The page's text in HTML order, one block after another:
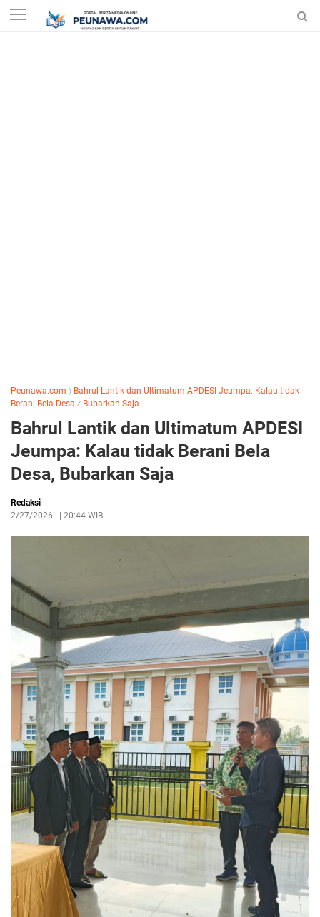
Peunawa.com 〉 Bahrul Lantik dan Ultimatum APDESI Jeumpa: Kalau tidak
Berani Bela Desa ⁄ Bubarkan Saja
Bahrul Lantik dan Ultimatum APDESI
Jeumpa: Kalau tidak Berani Bela
Desa, Bubarkan Saja
Redaksi
2/27/2026
20:44 WIB